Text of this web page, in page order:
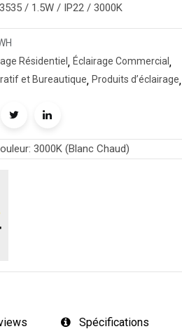
/ 1.5W / IP22 / 3000K
Résidentiel , Éclairage Commercial ,
et Bureautique, Produits d’éclairage,
: 3000K (Blanc Chaud)
Spécifications